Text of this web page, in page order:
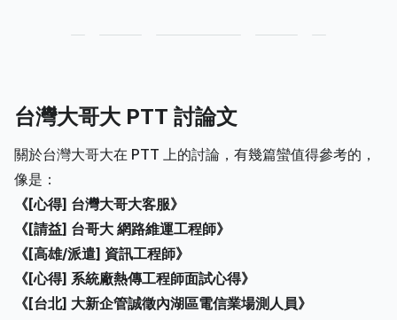
台灣大哥大 PTT 討論文
關於台灣大哥大在 PTT 上的討論，有幾篇蠻值得參考的，
像是：
《[心得] 台灣大哥大客服》
《[請益] 台哥大 網路維運工程師》
《[高雄/派遣] 資訊工程師》
《[心得] 系統廠熱傳工程師面試心得》
《[台北] 大新企管誠徵內湖區電信業場測人員》